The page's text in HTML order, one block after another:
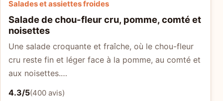
Salades et assiettes froides
Salade de chou-fleur cru, pomme, comté et
noisettes
Une salade croquante et fraîche, où le chou-fleur
cru reste fin et léger face à la pomme, au comté et
aux noisettes.…
4.3/5(400 avis)